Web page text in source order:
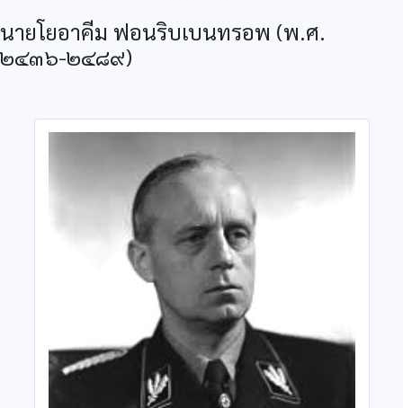
นายโยอาคีม ฟอนริบเบนทรอพ (พ.ศ.
๒๔๓๖-๒๔๘๙)